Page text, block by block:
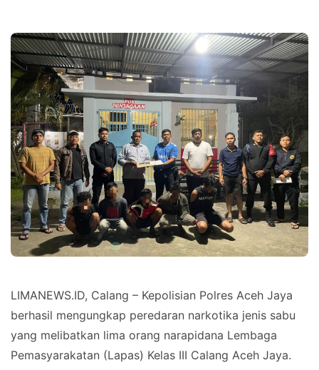
LIMANEWS.ID, Calang – Kepolisian Polres Aceh Jaya
berhasil mengungkap peredaran narkotika jenis sabu
yang melibatkan lima orang narapidana Lembaga
Pemasyarakatan (Lapas) Kelas III Calang Aceh Jaya.